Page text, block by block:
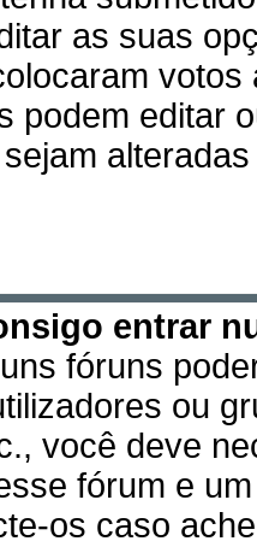
as suas
podem editar
entrar
fóruns
ou
você deve
fórum e
os caso